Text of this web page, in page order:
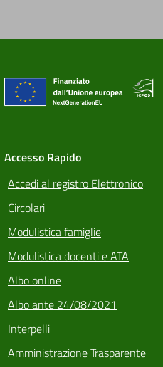
Accesso Rapido
Accedi al registro Elettronico
Circolari
Modulistica famiglie
Modulistica docenti e ATA
Albo online
Albo ante 24/08/2021
Interpelli
Amministrazione Trasparente